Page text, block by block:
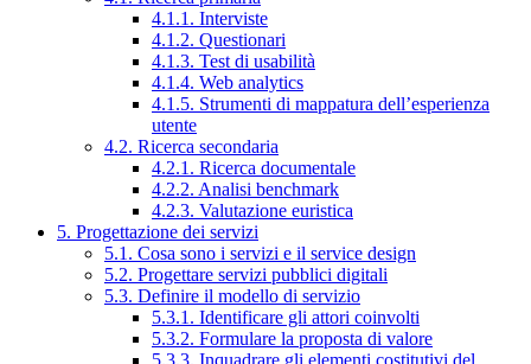
4.1.1. Interviste
4.1.2. Questionari
4.1.3. Test di usabilità
4.1.4. Web analytics
4.1.5. Strumenti di mappatura dell’esperienza
utente
4.2. Ricerca secondaria
4.2.1. Ricerca documentale
4.2.2. Analisi benchmark
4.2.3. Valutazione euristica
5. Progettazione dei servizi
5.1. Cosa sono i servizi e il service design
5.2. Progettare servizi pubblici digitali
5.3. Definire il modello di servizio
5.3.1. Identificare gli attori coinvolti
5.3.2. Formulare la proposta di valore
5.3.3. Inquadrare gli elementi costitutivi del